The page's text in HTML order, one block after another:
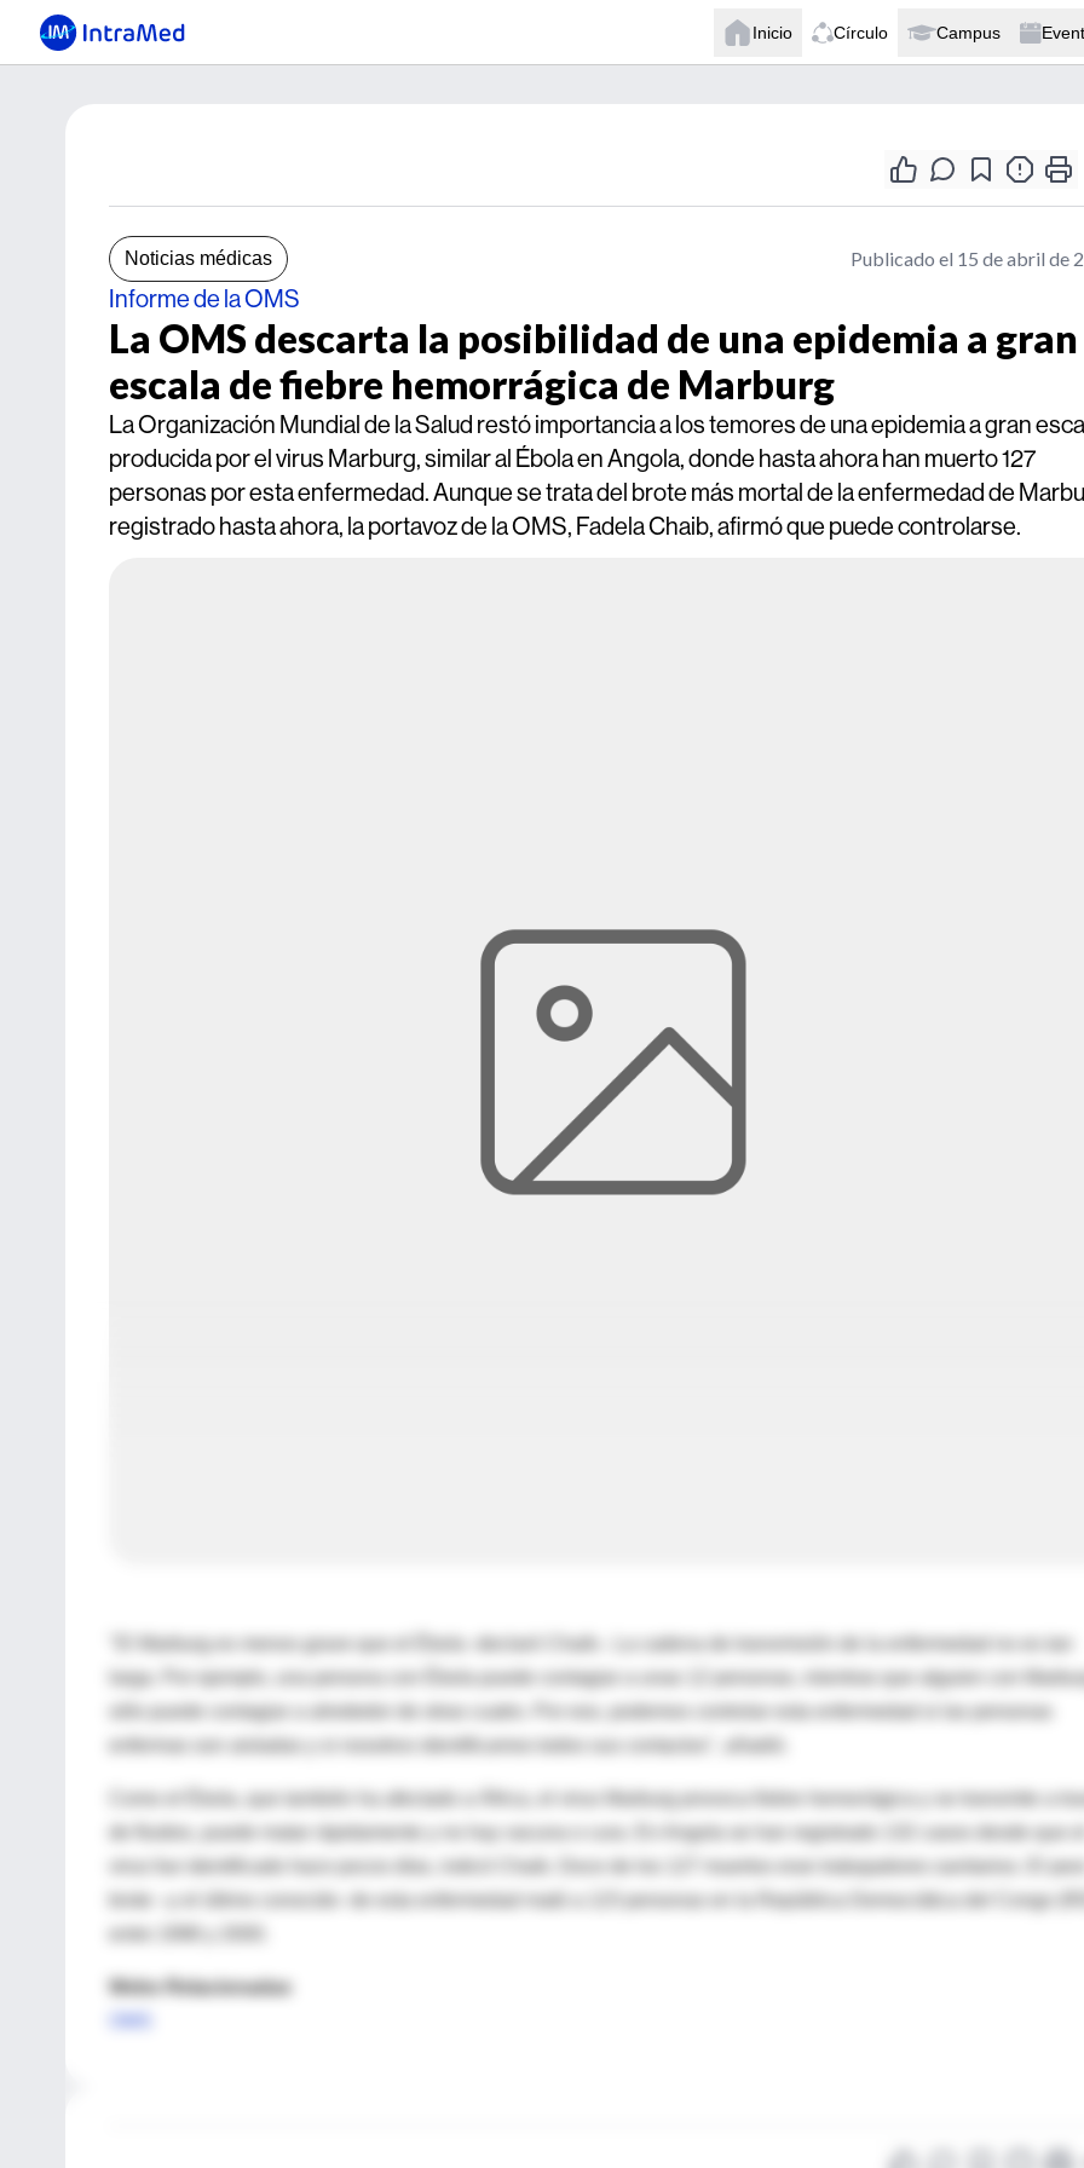
Inicio Círculo Campus
Noticias médicas Publicado el 15 de abril de
Informe de la OMS
La OMS descarta la posibilidad de una epidemia a gran
escala de fiebre hemorrágica de Marburg
La Organización Mundial de la Salud restó importancia a los temores de una epidemia a gran
producida por el virus Marburg, similar al Ébola en Angola, donde hasta ahora han muerto 127
personas por esta enfermedad. Aunque se trata del brote más mortal de la enfermedad de
registrado hasta ahora, la portavoz de la OMS, Fadela Chaib, afirmó que puede controlarse.
larga. Por ejemplo, una persona con Ébola puede contagiar a unas 12 personas, mientras que alguien con
sólo puede contagiar a alrededor de otras cuatro. Por eso, podemos controlar esta enfermedad si las personas
Como el Ébola, que también ha afectado a África, el virus Marburg provoca fiebre hemorrágica y se transmite a
de fluidos, puede matar rápidamente y no hay vacuna o cura. En Angola se han registrado 132 casos desde que el
brote –y el último conocido- de esta enfermedad mató a 123 personas en la República Democrática del Congo
Webs Relacionadas